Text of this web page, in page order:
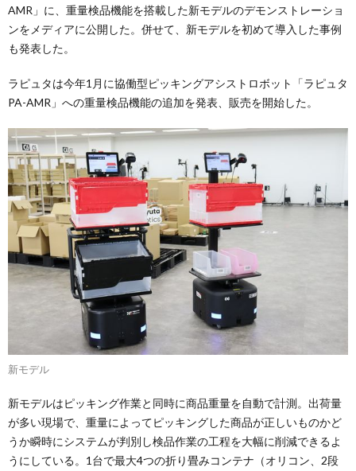
AMR」に、重量検品機能を搭載した新モデルのデモンストレーショ
ンをメディアに公開した。併せて、新モデルを初めて導入した事例
も発表した。
ラピュタは今年1月に協働型ピッキングアシストロボット「ラピュタ
PA-AMR」への重量検品機能の追加を発表、販売を開始した。
新モデル
新モデルはピッキング作業と同時に商品重量を自動で計測。出荷量
が多い現場で、重量によってピッキングした商品が正しいものかど
うか瞬時にシステムが判別し検品作業の工程を大幅に削減できるよ
うにしている。1台で最大4つの折り畳みコンテナ（オリコン、2段